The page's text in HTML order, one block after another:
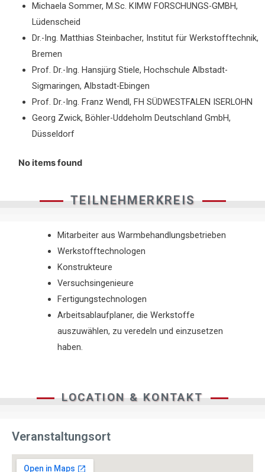
Michaela Sommer, M.Sc. KIMW FORSCHUNGS-GMBH,
Lüdenscheid
Dr.-Ing. Matthias Steinbacher, Institut für Werkstofftechnik,
Bremen
Prof. Dr.-Ing. Hansjürg Stiele, Hochschule Albstadt-
Sigmaringen, Albstadt-Ebingen
Prof. Dr.-Ing. Franz Wendl, FH SÜDWESTFALEN ISERLOHN
Georg Zwick, Böhler-Uddeholm Deutschland GmbH,
Düsseldorf
No items found
TEILNEHMERKREIS
Mitarbeiter aus Warmbehandlungsbetrieben
Werkstofftechnologen
Konstrukteure
Versuchsingenieure
Fertigungstechnologen
Arbeitsablaufplaner, die Werkstoffe
auszuwählen, zu veredeln und einzusetzen
haben.
LOCATION & KONTAKT
Veranstaltungsort